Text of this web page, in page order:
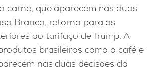
carne, que aparecem nas duas
Branca, retorna para os
ao tarifaço de Trump. A
brasileiros como o café e
nas duas decisões da